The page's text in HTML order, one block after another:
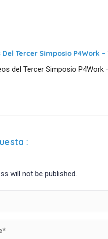
Del Tercer Simposio P4Work
del Tercer Simposio P4Work
:
will not be published.